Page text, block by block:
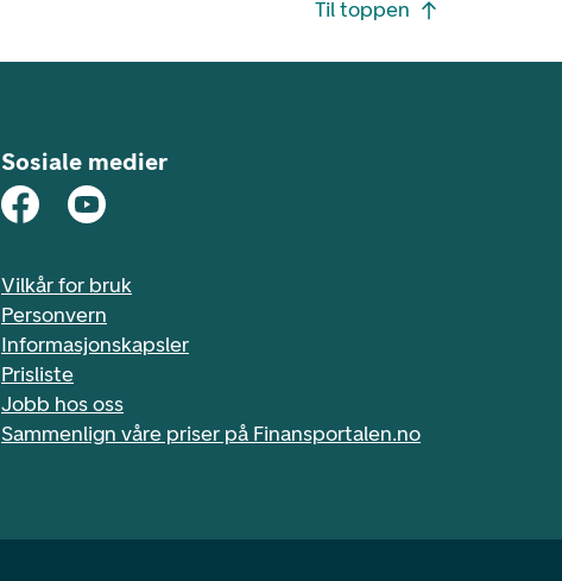
Til toppen
Sosiale medier
Vilkår for bruk
Personvern
Informasjonskapsler
Prisliste
Jobb hos oss
Sammenlign våre priser på Finansportalen.no